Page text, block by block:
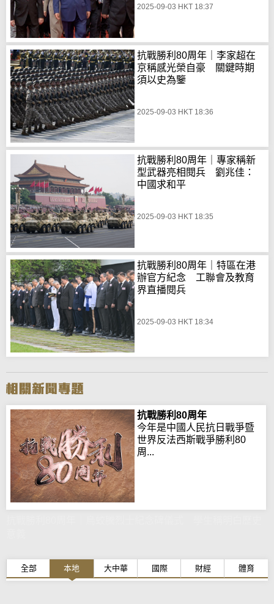
2025-09-03 HKT 18:37
抗戰勝利80周年｜李家超在
京稱感光榮自豪 關鍵時期
須以史為鑒
2025-09-03 HKT 18:36
抗戰勝利80周年｜專家稱新
型武器亮相閱兵 劉兆佳：
中國求和平
2025-09-03 HKT 18:35
抗戰勝利80周年｜特區在港
辦官方紀念 工聯會及教育
界直播閱兵
2025-09-03 HKT 18:34
抗戰勝利80周年
今年是中國人民抗日戰爭暨
世界反法西斯戰爭勝利80
周...
全部 本地 大中華 國際 財經 體育